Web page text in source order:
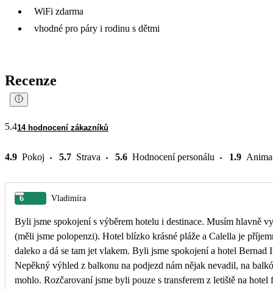
WiFi zdarma
vhodné pro páry i rodinu s dětmi
Recenze
5.414 hodnocení zákazníků
4.9 Pokoj 5.7 Strava 5.6 Hodnocení personálu 1.9
6 Vladimíra
Byli jsme spokojení s výběrem hotelu i destinace. Musím hlavně
(měli jsme polopenzi). Hotel blízko krásné pláže a Calella je
daleko a dá se tam jet vlakem. Byli jsme spokojení a hotel
Nepěkný výhled z balkonu na podjezd nám nějak nevadil, na
mohlo. Rozčarovaní jsme byli pouze s transferem z letiště na